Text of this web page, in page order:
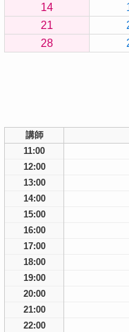
14
21
28
講師
11:00
12:00
13:00
14:00
15:00
16:00
17:00
18:00
19:00
20:00
21:00
22:00